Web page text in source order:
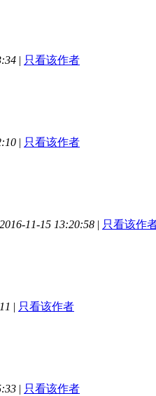
| 只看该作者
| 只看该作者
11-15 13:20:58 | 只看该作
| 只看该作者
| 只看该作者